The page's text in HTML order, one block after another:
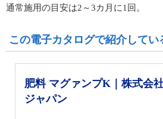
通常施用の目安は2～3カ月に1回。
この電子カタログで紹介してい
肥料 マグァンプK｜株式会
ジャパン